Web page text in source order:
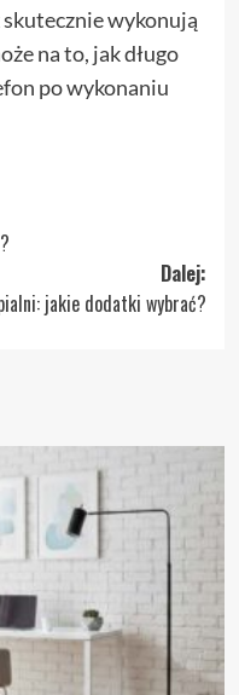
wykonują
na to, jak długo
po wykonaniu
Dalej:
jakie dodatki wybrać?